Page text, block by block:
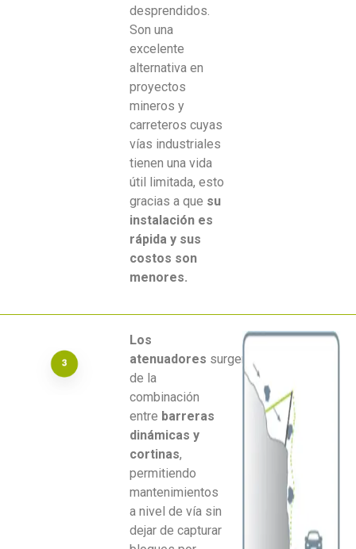
desprendidos.
Son una
excelente
alternativa en
proyectos
mineros y
carreteros cuyas
vías industriales
tienen una vida
útil limitada, esto
gracias a que su
instalación es
rápida y sus
costos son
menores.
Los
atenuadores surgen
de la
combinación
entre barreras
dinámicas y
cortinas,
permitiendo
mantenimientos
a nivel de vía sin
dejar de capturar